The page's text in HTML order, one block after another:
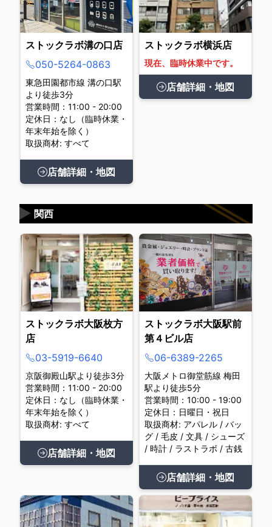
ストックラボ溝の口店
050-5264-0863
東急田園都市線 溝の口駅
より徒歩3分
営業時間：11:00 - 20:00
定休日：なし（臨時休業・
年末年始を除く）
取扱商材: すべて
店舗詳細・地図
ストックラボ横浜店
現在、臨時休業中です。
店舗詳細・地図
関西
▶
ストックラボ大阪枚方
店
03-5919-6640
京阪御殿山駅より徒歩3分
営業時間：11:00 - 20:00
定休日：なし（臨時休業・
年末年始を除く）
取扱商材: すべて
店舗詳細・地図
ストックラボ大阪駅前
第４ビル店
06-6389-2265
大阪メトロ御堂筋線 梅田
駅より徒歩5分
営業時間：10:00 - 19:00
定休日：日曜日・祝日
取扱商材: アパレル / バッ
グ / 毛皮 / 文具 / シューズ
/ 時計 / ラストラボ / 古銭
店舗詳細・地図